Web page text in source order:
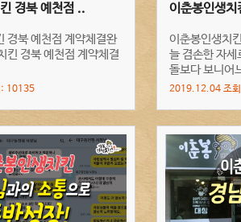
경북 예천점 ..
경북 예천점 계약체결완
킨 경북 예천점 계약체결
10135
이춘봉인생
이춘봉인생치
늘 겸손한 자세
돌보다 보니어
2019.12.04 조